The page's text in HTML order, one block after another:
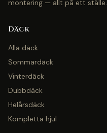
montering — allt på ett ställe.
Däck
Alla däck
Sommardäck
Vinterdäck
Dubbdäck
Helårsdäck
Kompletta hjul